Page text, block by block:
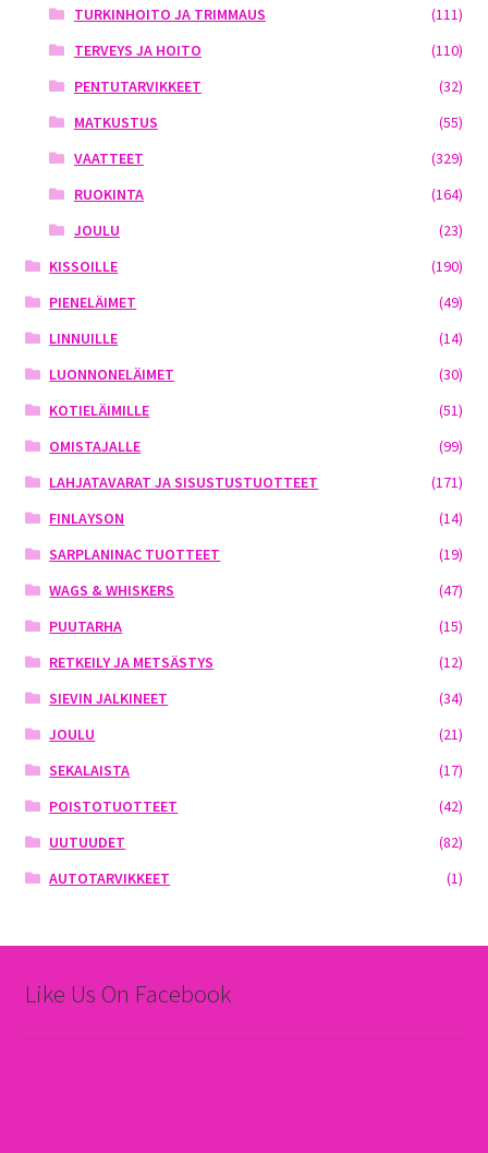
TURKINHOITO JA TRIMMAUS
(111)
TERVEYS JA HOITO
(110)
PENTUTARVIKKEET
(32)
MATKUSTUS
(55)
VAATTEET
(329)
RUOKINTA
(164)
JOULU
(23)
KISSOILLE
(190)
PIENELÄIMET
(49)
LINNUILLE
(14)
LUONNONELÄIMET
(30)
KOTIELÄIMILLE
(51)
OMISTAJALLE
(99)
LAHJATAVARAT JA SISUSTUSTUOTTEET
(171)
FINLAYSON
(14)
SARPLANINAC TUOTTEET
(19)
WAGS & WHISKERS
(47)
PUUTARHA
(15)
RETKEILY JA METSÄSTYS
(12)
SIEVIN JALKINEET
(34)
JOULU
(21)
SEKALAISTA
(17)
POISTOTUOTTEET
(42)
UUTUUDET
(82)
AUTOTARVIKKEET
(1)
Like Us On Facebook